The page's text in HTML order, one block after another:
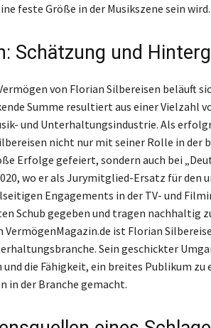
feste Größe in der Musikszene sein wird.
Schätzung und
von Florian Silbereisen beläuft
Summe resultiert aus einer Vielzahl
und Unterhaltungsindustrie. Als
nicht nur mit seiner Rolle in der
Erfolge gefeiert, sondern auch bei
wo er als Jurymitglied-Ersatz für den
Engagements in der TV- und
Schub gegeben und tragen nachhaltig
VermögenMagazin.de ist Florian
Sein geschickter
die Fähigkeit, ein breites Publikum zu
in der Branche gemacht.